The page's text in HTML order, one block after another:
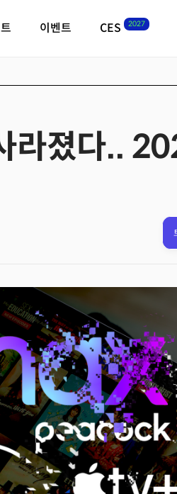
이벤트 CES 2027
필드 가이드
CES2027 with
라졌다..